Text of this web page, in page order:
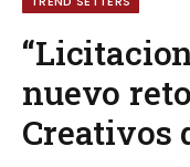
nuevo
Creativos